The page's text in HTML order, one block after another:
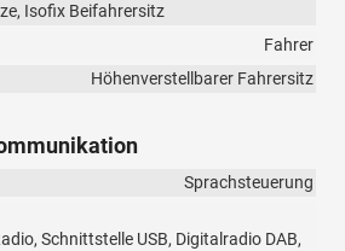
Isofix Beifahrersitz
Fahrer
Höhenverstellbarer Fahrersitz
Sprachsteuerung
Schnittstelle USB, Digitalradio DAB,